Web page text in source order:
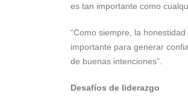
es tan importante como
“Como siempre, la
importante para generar
de buenas intenciones”.
Desafíos de liderazgo